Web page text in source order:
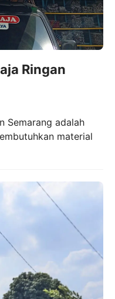
Ringan
Semarang adalah
material